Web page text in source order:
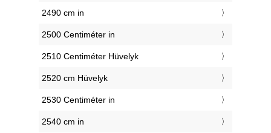
2490 cm in
2500 Centiméter in
2510 Centiméter Hüvelyk
2520 cm Hüvelyk
2530 Centiméter in
2540 cm in